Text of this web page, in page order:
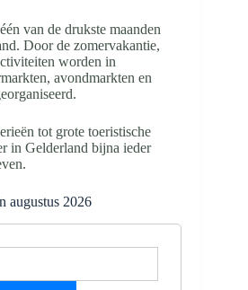
van de drukste maanden
Door de zomervakantie,
worden in
avondmarkten en
tot grote toeristische
in Gelderland bijna ieder
augustus 2026